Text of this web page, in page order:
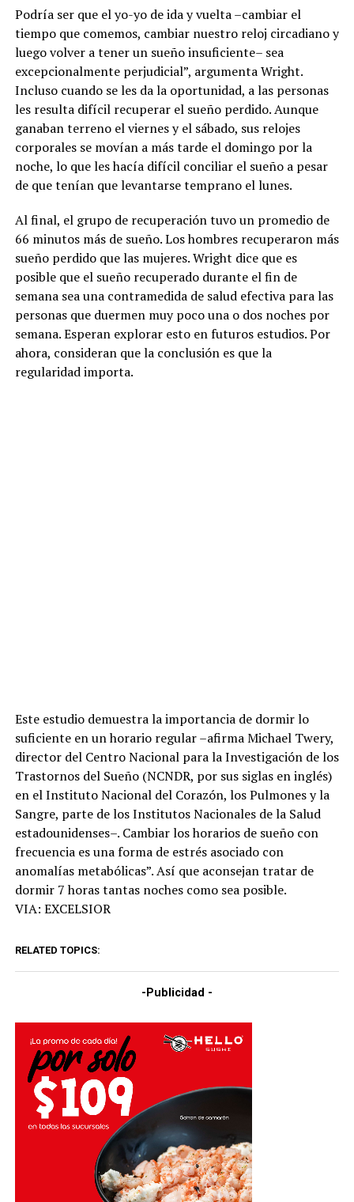
Podría ser que el yo-yo de ida y vuelta –cambiar el
tiempo que comemos, cambiar nuestro reloj circadiano y
luego volver a tener un sueño insuficiente– sea
excepcionalmente perjudicial”, argumenta Wright.
Incluso cuando se les da la oportunidad, a las personas
les resulta difícil recuperar el sueño perdido. Aunque
ganaban terreno el viernes y el sábado, sus relojes
corporales se movían a más tarde el domingo por la
noche, lo que les hacía difícil conciliar el sueño a pesar
de que tenían que levantarse temprano el lunes.
Al final, el grupo de recuperación tuvo un promedio de
66 minutos más de sueño. Los hombres recuperaron más
sueño perdido que las mujeres. Wright dice que es
posible que el sueño recuperado durante el fin de
semana sea una contramedida de salud efectiva para las
personas que duermen muy poco una o dos noches por
semana. Esperan explorar esto en futuros estudios. Por
ahora, consideran que la conclusión es que la
regularidad importa.
Este estudio demuestra la importancia de dormir lo
suficiente en un horario regular –afirma Michael Twery,
director del Centro Nacional para la Investigación de los
Trastornos del Sueño (NCNDR, por sus siglas en inglés)
en el Instituto Nacional del Corazón, los Pulmones y la
Sangre, parte de los Institutos Nacionales de la Salud
estadounidenses–. Cambiar los horarios de sueño con
frecuencia es una forma de estrés asociado con
anomalías metabólicas”. Así que aconsejan tratar de
dormir 7 horas tantas noches como sea posible.
VIA: EXCELSIOR
RELATED TOPICS:
-Publicidad -